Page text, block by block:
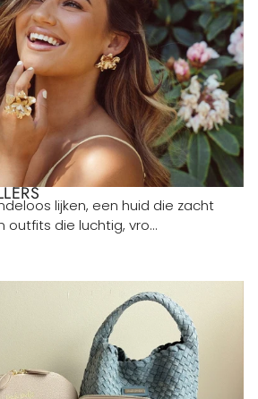
lijken, een huid die zacht
outfits die luchtig, vro...